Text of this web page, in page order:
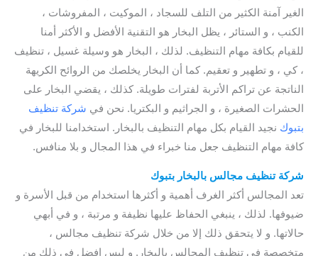
الغير آمنة الكثير من التلف للسجاد ، الموكيت ، المفروشات ،
الكنب ، و الستائر ، يظل البخار هو التقنية الأفضل و الأكثر أمنا
للقيام بكافة مهام التنظيف. لذلك ، البخار هو وسيلة غسيل ، تنظيف
، كي ، و تطهير و تعقيم. كما أن البخار يخلصك من الروائح الكريهة
الناتجة عن تراكم الأتربة لفترات طويلة. كذلك ، يقضي البخار على
الحشرات الصغيرة ، و الجراثيم و البكتريا. نحن في شركة تنظيف
بتبوك نجيد القيام بكل مهام التنظيف بالبخار. استخدامنا للبخار في
كافة مهام التنظيف جعل منا خبراء في هذا المجال و بلا منافس.
شركة تنظيف مجالس بالبخار بتبوك
تعد المجالس أكثر الغرف أهمية و أكثرها استخدام من قبل الأسرة و
ضيوفها. لذلك ، ينبغي الحفاظ عليها نظيفة و مرتبة ، و في أبهي
حالاتها. و لا يتحقق ذلك إلا من خلال شركة تنظيف مجالس ،
متخصصة في تنظيف المجالس بالبخار. و ليس افضل في ذلك من